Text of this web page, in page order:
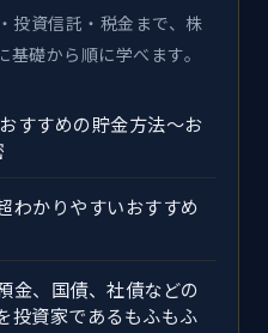
投資信託・税金まで、株
礎から順に学べます。
すすめの貯金方法～お
わかりやすいおすすめ
金、国債、社債などの
投資家であるもふもふ